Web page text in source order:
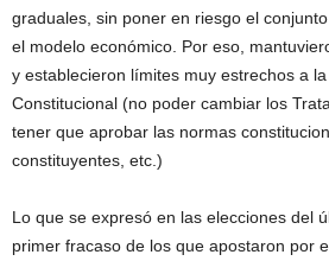
graduales, sin poner en riesgo el
el modelo económico. Por eso,
y establecieron límites muy estrechos a
Constitucional (no poder cambiar los
tener que aprobar las normas
constituyentes, etc.)
Lo que se expresó en las elecciones del
primer fracaso de los que apostaron por